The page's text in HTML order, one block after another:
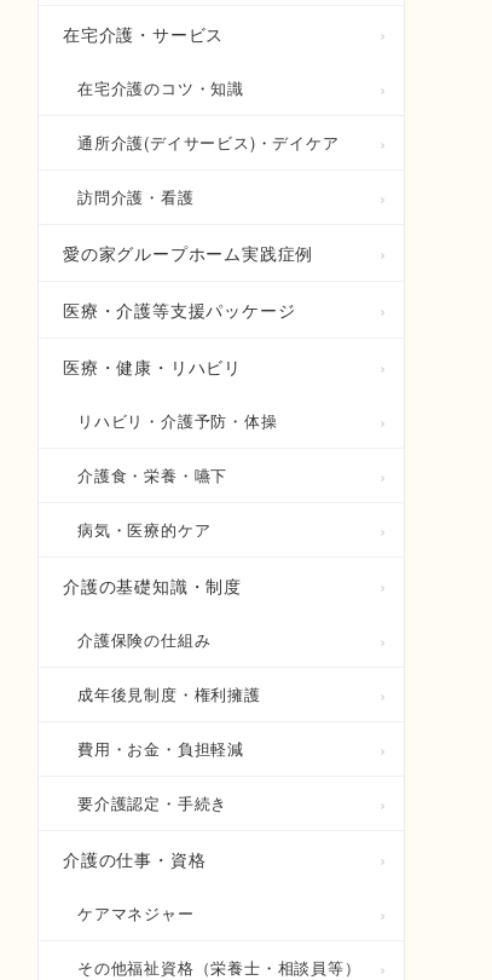
在宅介護・サービス
在宅介護のコツ・知識
通所介護(デイサービス)・デイケア
訪問介護・看護
愛の家グループホーム実践症例
医療・介護等支援パッケージ
医療・健康・リハビリ
リハビリ・介護予防・体操
介護食・栄養・嚥下
病気・医療的ケア
介護の基礎知識・制度
介護保険の仕組み
成年後見制度・権利擁護
費用・お金・負担軽減
要介護認定・手続き
介護の仕事・資格
ケアマネジャー
その他福祉資格（栄養士・相談員等）